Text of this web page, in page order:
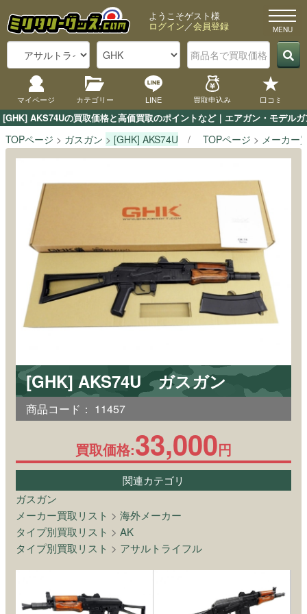
[GHK] AKS74Uの買取価格と高価買取のポイントなど｜エアガン・モデル
ようこそゲスト様
ログイン／会員登録
マイページ カテゴリー LINE 買取申込み 口コミ
TOPページ ガスガン [GHK] AKS74U TOPページ メーカー
[GHK] AKS74U ガスガン
商品コード： 11457
買取価格:33,000円
関連カテゴリ
ガスガン
メーカー買取リスト > 海外メーカー
タイプ別買取リスト > AK
タイプ別買取リスト > アサルトライフル